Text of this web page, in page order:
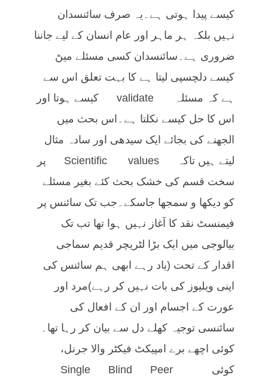
کیسے پیدا ہوتی ہے۔یہ صرف سائنسدان
نہیں بلکہ ہر ماہر اور عام انسان کے لیے جاننا
ضروری ہے۔سائنسدان کسی مسئلے میڻ
کیسے دلچسپی لیتا ہے کا بہت تعلق اس سے
ہے کہ مسئلہ validate کیسے ہوتا اور
اس کا حل کیسے نکلتا ہے۔اس بحث میں
الجھنے کی بجائے ایک سیدھی اور سادہ مثال
لیتے ہیں تاکہ Scientific values پر
سخت قسم کی خشک بحث کئے بغیر مسئلے
کو دیکھا و سمجھا جاسکے۔جب تک سائنس پر
فیمنسٹ نقد کا آغاز نہیں ہوا تھا تب تک
بیالوجی میں ایک بڑا لٹریچر قدیم سماجی
اقدار کے تحت (یاد رہے ابھی ہم سائنس کی
اپنی ویلیوز کی بات نہیں کر رہے)مرد اور
عورت کے اجسام اور ان کے افعال کی
سائنسی توجیہ کھلے دل سے بیان کر رہا تھا۔
کوئی اچھے برے امپیکٹ فیکٹر والا جرنل،
کوئی Single Blind Peer